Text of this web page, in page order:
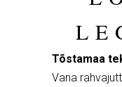
Tõstamaa
Vana